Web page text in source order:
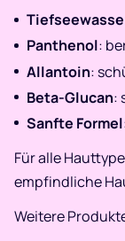
Panthenol:
Allantoin:
Beta-Glucan:
Sanfte Formel
Für alle
empfindliche
Weitere